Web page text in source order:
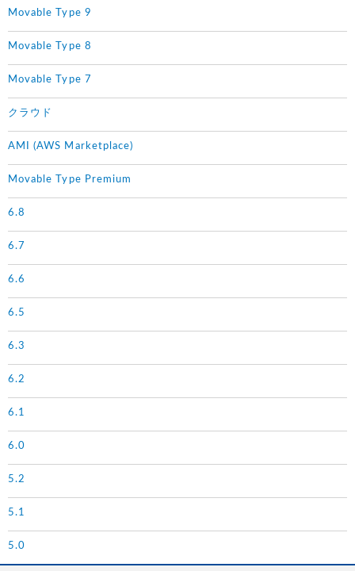
Movable Type 9
Movable Type 8
Movable Type 7
クラウド
AMI (AWS Marketplace)
Movable Type Premium
6.8
6.7
6.6
6.5
6.3
6.2
6.1
6.0
5.2
5.1
5.0